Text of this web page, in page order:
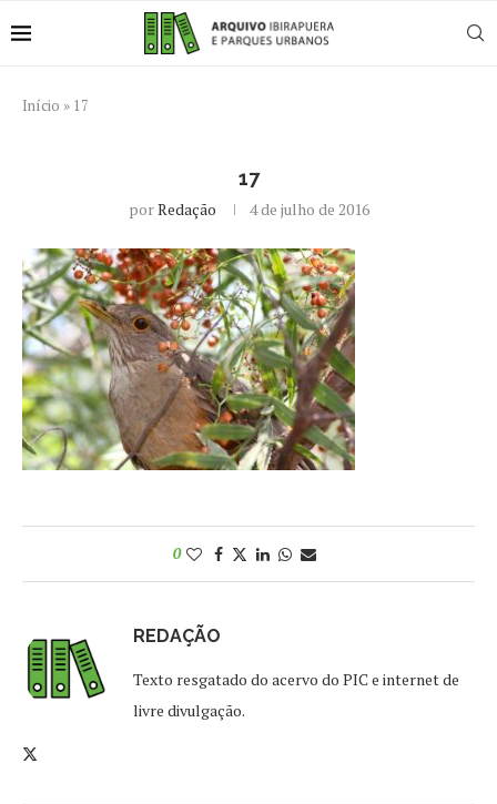
Início » 17
17
porRedação 4 de julho de 2016
0
REDAÇÃO
Texto resgatado do acervo do PIC e internet de
livre divulgação.